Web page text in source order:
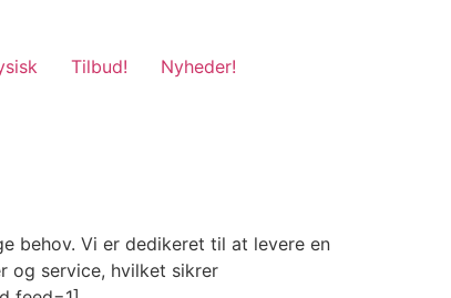
Tilbud!
Nyheder!
behov. Vi er dedikeret til at levere en
og service, hvilket sikrer